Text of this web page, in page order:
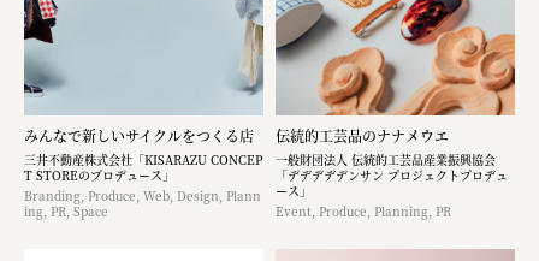
みんなで新しいサイクルをつくる店
三井不動産株式会社「KISARAZU CONCEP
T STOREのプロデュース」
Branding, Produce, Web, Design, Plann
ing, PR, Space
伝統的工芸品のナナメウエ
一般財団法人 伝統的工芸品産業振興協会
「デデデデデンサン プロジェクトプロデュ
ース」
Event, Produce, Planning, PR